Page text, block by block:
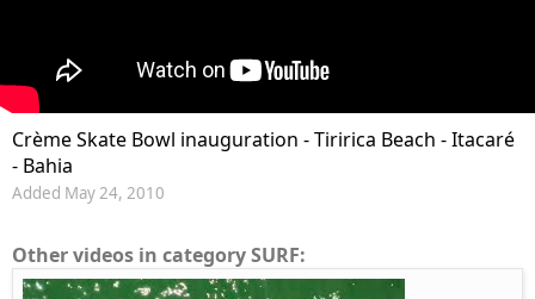
Crème Skate Bowl inauguration - Tiririca Beach - Itacaré
- Bahia
Added May 24, 2010
Other videos in category SURF: